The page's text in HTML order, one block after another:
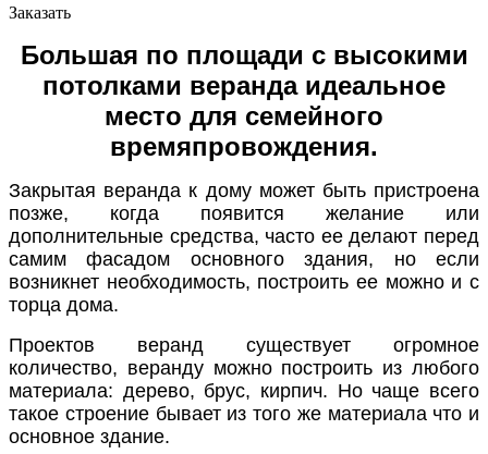
Заказать
Большая по площади с высокими
потолками веранда идеальное
место для семейного
времяпровождения.
Закрытая веранда к домуможет быть пристроена
позже, когда появится желание или
дополнительные средства, часто ее делают перед
самим фасадом основного здания, но если
возникнет необходимость, построить ее можно и с
торца дома.
Проектов веранд существует огромное
количество, веранду можно построить из любого
материала: дерево, брус, кирпич. Но чаще всего
такое строение бывает из того же материала что и
основное здание.